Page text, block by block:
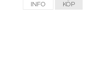
INFO KÖP